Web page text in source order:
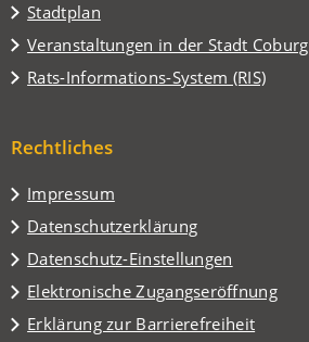
Stadtplan
(Öffnet
in
einem
neuen
Veranstaltungen in der Stadt Coburg
(Öffnet
in
einem
Tab)
Rats-Informations-System (RIS)
(Öffnet
neuen
Rechtliches
Impressum
Datenschutzerklärung
Datenschutz-Einstellungen
Elektronische Zugangseröffnung
Erklärung zur Barrierefreiheit